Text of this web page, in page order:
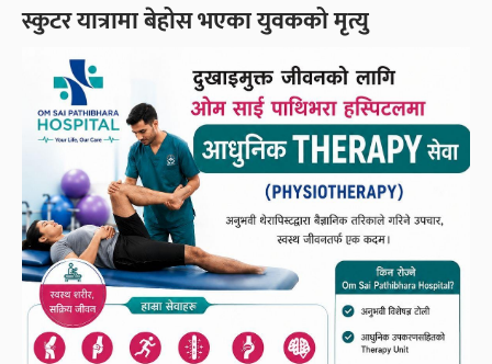
स्कुटर यात्रामा बेहोस भएका युवकको मृत्यु